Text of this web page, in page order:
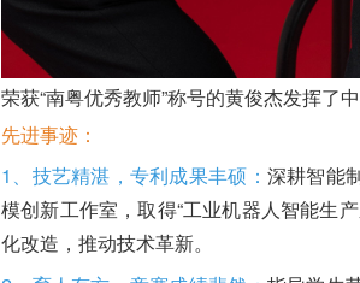
荣获“南粤优秀教师”称号的黄俊杰发挥了
先进事迹：
1 、技艺精湛，专利成果丰硕： 深耕智能
模创新工作室，取得“工业机器人智能生
化改造，推动技术革新。